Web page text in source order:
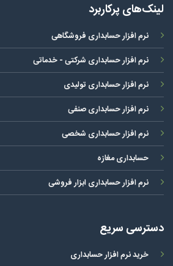
لینک‌های پرکاربرد
نرم افزار حسابداری فروشگاهی
نرم افزار حسابداری شرکتی - خدماتی
نرم افزار حسابداری تولیدی
نرم افزار حسابداری صنفی
نرم افزار حسابداری شخصی
حسابداری مغازه
نرم افزار حسابداری ابزار فروشی
دسترسی سریع
خرید نرم افزار حسابداری